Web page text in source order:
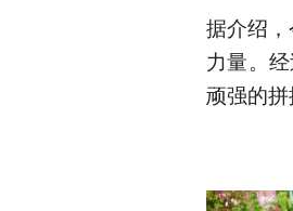
据介绍
力量。
顽强的